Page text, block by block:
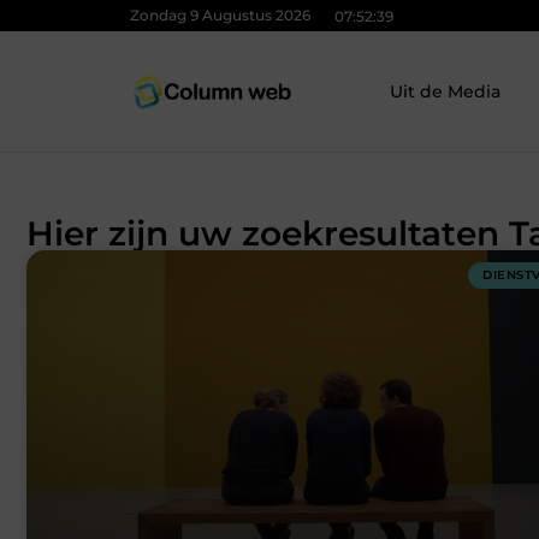
Zondag 9 Augustus 2026 07:52:39
Uit de Media
Hier zijn uw zoekresultaten